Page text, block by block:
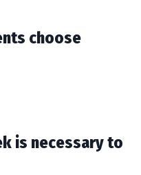
choose
is necessary to